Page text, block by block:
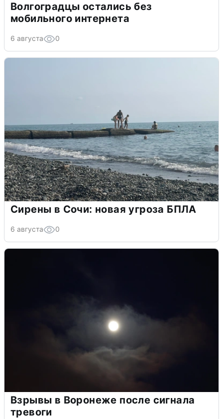
Волгоградцы остались без
мобильного интернета
6 августа 0
Сирены в Сочи: новая угроза БПЛА
6 августа 0
Взрывы в Воронеже после сигнала
тревоги